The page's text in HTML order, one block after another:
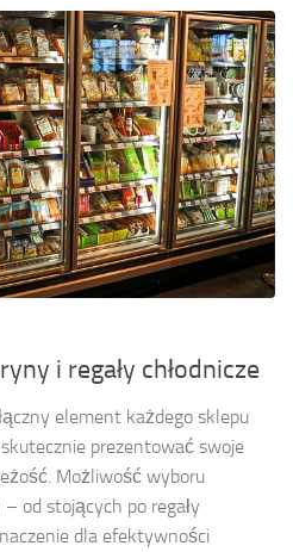
i regały chłodnicze
element każdego sklepu
prezentować swoje
Możliwość wyboru
od stojących po regały
dla efektywności